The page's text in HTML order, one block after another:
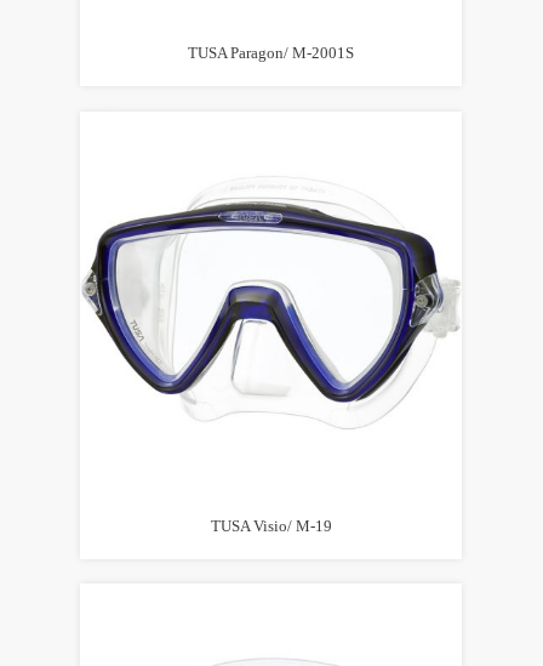
TUSA Paragon/ M-2001S
TUSA Visio/ M-19